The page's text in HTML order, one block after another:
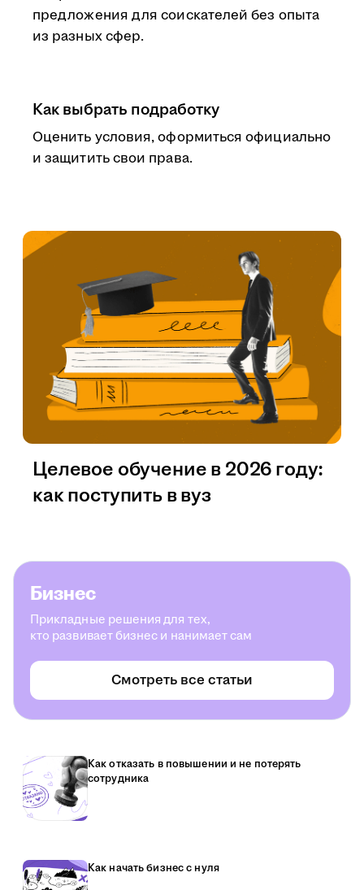
предложения для соискателей без опыта
из разных сфер.
Как выбрать подработку
Оценить условия, оформиться официально
и защитить свои права.
Целевое обучение в 2026 году:
как поступить в вуз
Бизнес
Прикладные решения для тех,
кто развивает бизнес и нанимает сам
Смотреть все статьи
Как отказать в повышении и не потерять
сотрудника
Как начать бизнес с нуля